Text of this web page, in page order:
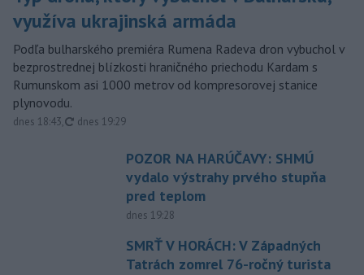
využíva ukrajinská armáda
Podľa bulharského premiéra Rumena Radeva dron vybuchol v
bezprostrednej blízkosti hraničného priechodu Kardam s
Rumunskom asi 1000 metrov od kompresorovej stanice
plynovodu.
dnes 18:43, aktualizované
dnes 19:29
POZOR NA HARÚČAVY: SHMÚ
vydalo výstrahy prvého stupňa
pred teplom
dnes 19:28
SMRŤ V HORÁCH: V Západných
Tatrách zomrel 76-ročný turista